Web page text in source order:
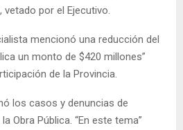
vetado por el Ejecutivo.
mencionó una reducción del
un monto de $420 millones”
de la Provincia.
los casos y denuncias de
Obra Pública. “En este tema”